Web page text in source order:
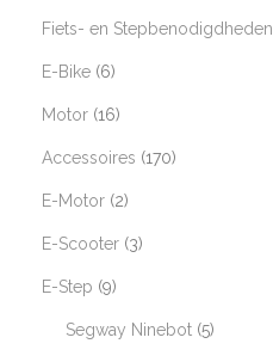
Fiets- en Stepbenodigdheden
E-Bike 6
Motor 16
Accessoires 170
E-Motor 2
E-Scooter 3
E-Step 9
Segway Ninebot 5